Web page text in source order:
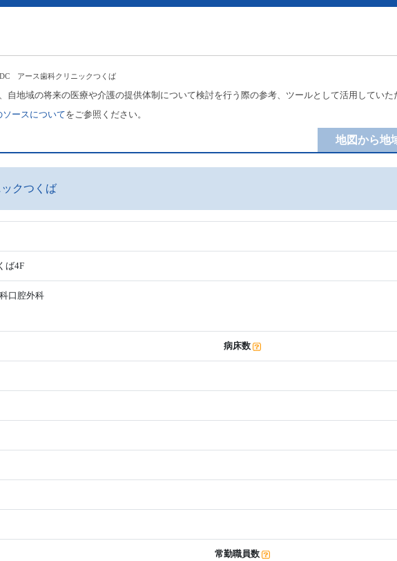
アース歯科クリニックつくば
自地域の将来の医療や介護の提供体制について検討を行う際の参考、ツールとして活用してい
ソースについてをご参照ください。
地図から地
クつくば
ば4F
口腔外科
病床数
常勤職員数